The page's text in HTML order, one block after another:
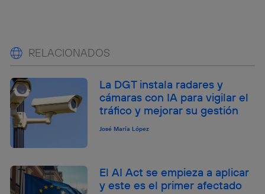
RELACIONADOS
La DGT instala radares y
cámaras con IA para vigilar el
tráfico y mejorar su gestión
José María López
El AI Act se empieza a aplicar
y este es el primer afectado